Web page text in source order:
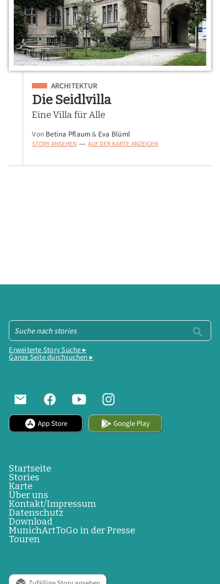
Eingeordnet unter
ARCHITEKTUR
Die Seidlvilla
Eine Villa für Alle
Von Betina Pflaum& Eva Blüml
STORY ANSEHEN — AUF DER KARTE ANZEIGEN
Erweiterte Story Suche ▸
Ganze Seite durchsuchen ▸
App Store Google Play
Startseite
Stories
Karte
Über uns
Kontakt/Impressum
Datenschutz
Download
MunichArtToGo in der Presse
Touren